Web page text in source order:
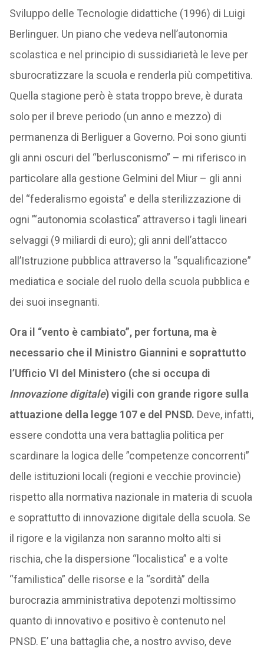
Sviluppo delle Tecnologie didattiche (1996) di Luigi
Berlinguer. Un piano che vedeva nell’autonomia
scolastica e nel principio di sussidiarietà le leve per
sburocratizzare la scuola e renderla più competitiva.
Quella stagione però è stata troppo breve, è durata
solo per il breve periodo (un anno e mezzo) di
permanenza di Berliguer a Governo. Poi sono giunti
gli anni oscuri del “berlusconismo” – mi riferisco in
particolare alla gestione Gelmini del Miur – gli anni
del “federalismo egoista” e della sterilizzazione di
ogni ’“autonomia scolastica” attraverso i tagli lineari
selvaggi (9 miliardi di euro); gli anni dell’attacco
all’Istruzione pubblica attraverso la “squalificazione”
mediatica e sociale del ruolo della scuola pubblica e
dei suoi insegnanti.
Ora il “vento è cambiato”, per fortuna, ma è
necessario che il Ministro Giannini e soprattutto
l’Ufficio VI del Ministero (che si occupa di
Innovazione digitale) vigili con grande rigore sulla
attuazione della legge 107 e del PNSD. Deve, infatti,
essere condotta una vera battaglia politica per
scardinare la logica delle ”competenze concorrenti”
delle istituzioni locali (regioni e vecchie provincie)
rispetto alla normativa nazionale in materia di scuola
e soprattutto di innovazione digitale della scuola. Se
il rigore e la vigilanza non saranno molto alti si
rischia, che la dispersione “localistica” e a volte
“familistica” delle risorse e la “sordità” della
burocrazia amministrativa depotenzi moltissimo
quanto di innovativo e positivo è contenuto nel
PNSD. E’ una battaglia che, a nostro avviso, deve